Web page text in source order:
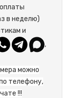
в неделю)
и
,
можно
телефону,
!!!